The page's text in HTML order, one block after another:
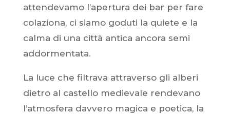
attendevamo l’apertura dei bar per fare
colaziona, ci siamo goduti la quiete e la
calma di una città antica ancora semi
addormentata.
La luce che filtrava attraverso gli alberi
dietro al castello medievale rendevano
l’atmosfera davvero magica e poetica, la